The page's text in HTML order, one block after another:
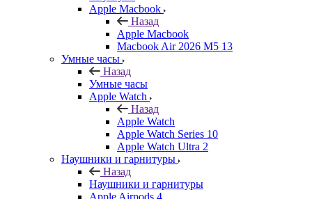
Apple Macbook
Назад
Apple Macbook
Macbook Air 2026 M5 13
Умные часы
Назад
Умные часы
Apple Watch
Назад
Apple Watch
Apple Watch Series 10
Apple Watch Ultra 2
Наушники и гарнитуры
Назад
Наушники и гарнитуры
Apple Airpods 4